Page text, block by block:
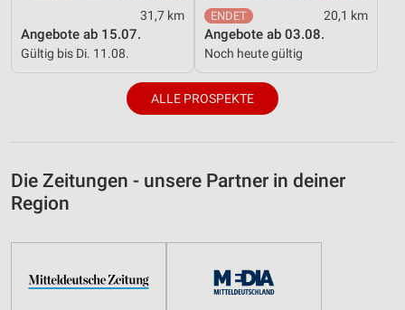
31,7 km
Angebote ab 15.07.
Gültig bis Di. 11.08.
20,1 km
Angebote ab 03.08.
Noch heute gültig
ALLE PROSPEKTE
Die Zeitungen - unsere Partner in deiner
Region